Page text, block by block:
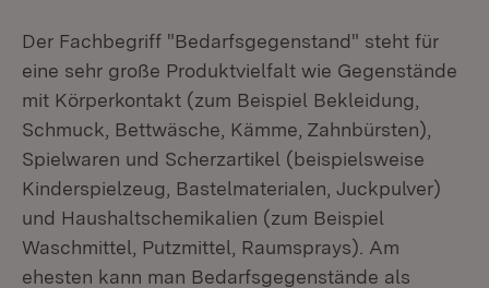
Der Fachbegriff "Bedarfsgegenstand" steht für
eine sehr große Produktvielfalt wie Gegenstände
mit Körperkontakt (zum Beispiel Bekleidung,
Schmuck, Bettwäsche, Kämme, Zahnbürsten),
Spielwaren und Scherzartikel (beispielsweise
Kinderspielzeug, Bastelmaterialen, Juckpulver)
und Haushaltschemikalien (zum Beispiel
Waschmittel, Putzmittel, Raumsprays). Am
ehesten kann man Bedarfsgegenstände als